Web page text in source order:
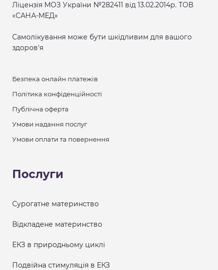
Ліцензія МОЗ України №282411 від 13.02.2014р. ТОВ
«САНА-МЕД»
Самолікування може бути шкідливим для вашого
здоров'я
Безпека онлайн платежів
Політика конфіденційності
Публічна оферта
Умови надання послуг
Умови оплати та повернення
Послуги
Сурогатне материнство
Відкладене материнство
ЕКЗ в природньому циклі
Подвійна стимуляція в ЕКЗ